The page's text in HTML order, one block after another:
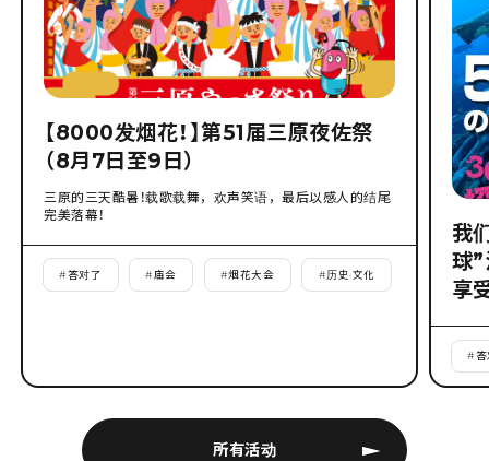
所有活动
【8000发烟花！】第51届三原夜佐祭
（8月7日至9日）
三原的三天酷暑！载歌载舞，欢声笑语，最后以感人的结尾
完美落幕！
# 答对了 #庙会 #烟花大会 #历史·文化
我
球
享
#